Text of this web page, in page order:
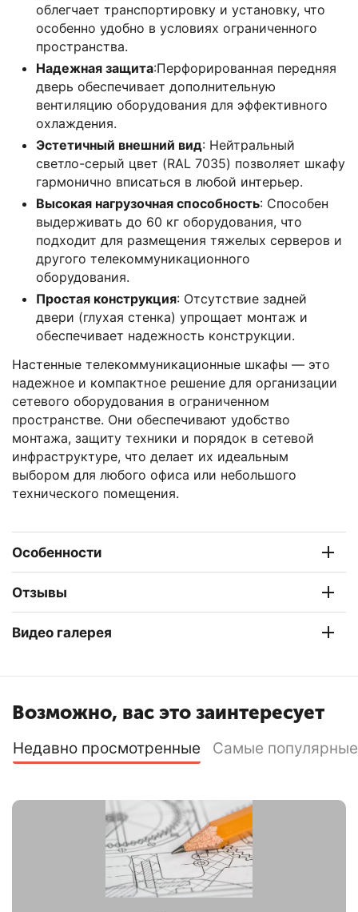
облегчает транспортировку и установку, что
особенно удобно в условиях ограниченного
пространства.
Надежная защита:Перфорированная передняя
дверь обеспечивает дополнительную
вентиляцию оборудования для эффективного
охлаждения.
Эстетичный внешний вид: Нейтральный
светло-серый цвет (RAL 7035) позволяет шкафу
гармонично вписаться в любой интерьер.
Высокая нагрузочная способность: Способен
выдерживать до 60 кг оборудования, что
подходит для размещения тяжелых серверов и
другого телекоммуникационного
оборудования.
Простая конструкция: Отсутствие задней
двери (глухая стенка) упрощает монтаж и
обеспечивает надежность конструкции.
Настенные телекоммуникационные шкафы — это
надежное и компактное решение для организации
сетевого оборудования в ограниченном
пространстве. Они обеспечивают удобство
монтажа, защиту техники и порядок в сетевой
инфраструктуре, что делает их идеальным
выбором для любого офиса или небольшого
технического помещения.
Особенности
Отзывы
Видео галерея
Возможно, вас это заинтересует
Недавно просмотренные Самые популярные